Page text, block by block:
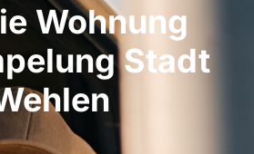
Wohnung
Stadt